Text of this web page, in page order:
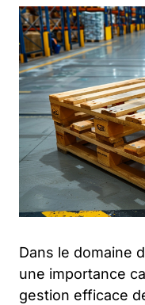
Dans le domaine
une importance
gestion efficace